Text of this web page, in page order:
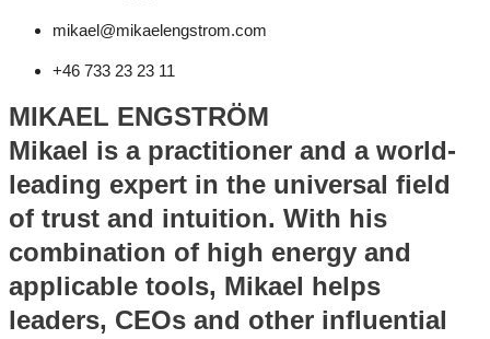
mikael@mikaelengstrom.com
+46 733 23 23 11
MIKAEL ENGSTRÖM
Mikael is a practitioner and a world-
leading expert in the universal field
of trust and intuition. With his
combination of high energy and
applicable tools, Mikael helps
leaders, CEOs and other influential